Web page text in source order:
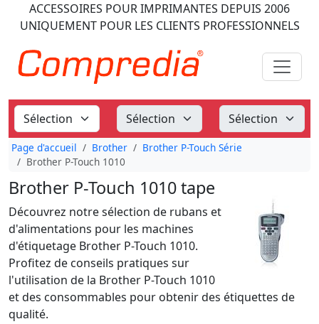
ACCESSOIRES POUR IMPRIMANTES DEPUIS 2006
UNIQUEMENT POUR LES CLIENTS PROFESSIONNELS
Page d'accueil Brother
Brother P-Touch Série
Brother P-Touch 1010
Brother P-Touch 1010 tape
Découvrez notre sélection de rubans et
d'alimentations pour les machines
d'étiquetage Brother P-Touch 1010.
Profitez de conseils pratiques sur
l'utilisation de la Brother P-Touch 1010
et des consommables pour obtenir des étiquettes de
qualité.